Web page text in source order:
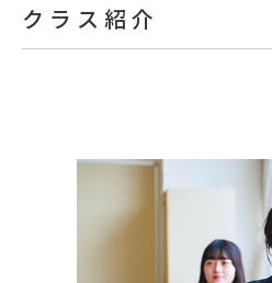
クラス紹介